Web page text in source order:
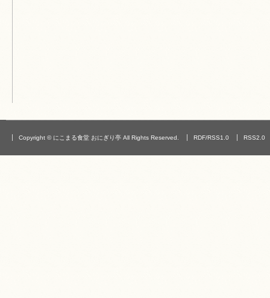
Copyright © にこまる食堂 おにぎり亭 All Rights Reserved. RDF/RSS1.0 RSS2.0